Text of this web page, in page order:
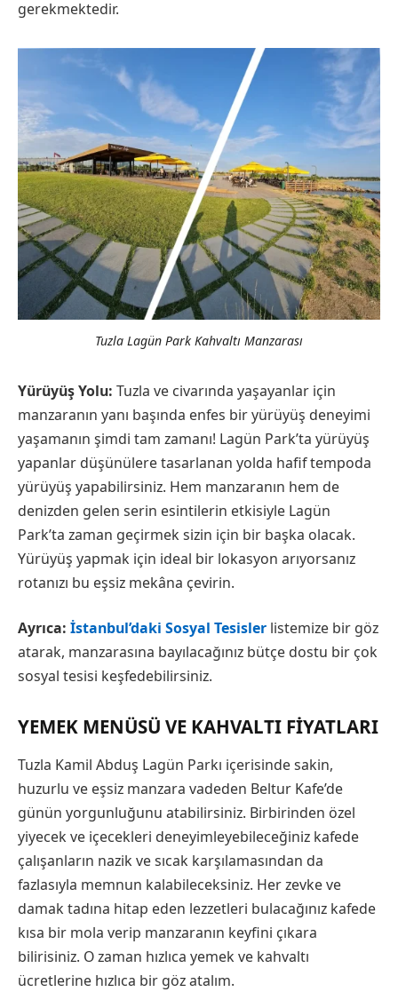
gerekmektedir.
Tuzla Lagün Park Kahvaltı Manzarası
Yürüyüş Yolu: Tuzla ve civarında yaşayanlar için
manzaranın yanı başında enfes bir yürüyüş deneyimi
yaşamanın şimdi tam zamanı! Lagün Park’ta yürüyüş
yapanlar düşünülere tasarlanan yolda hafif tempoda
yürüyüş yapabilirsiniz. Hem manzaranın hem de
denizden gelen serin esintilerin etkisiyle Lagün
Park’ta zaman geçirmek sizin için bir başka olacak.
Yürüyüş yapmak için ideal bir lokasyon arıyorsanız
rotanızı bu eşsiz mekâna çevirin.
Ayrıca: İstanbul’daki Sosyal Tesisler listemize bir göz
atarak, manzarasına bayılacağınız bütçe dostu bir çok
sosyal tesisi keşfedebilirsiniz.
YEMEK MENÜSÜ VE KAHVALTI FIYATLARI
Tuzla Kamil Abduş Lagün Parkı içerisinde sakin,
huzurlu ve eşsiz manzara vadeden Beltur Kafe’de
günün yorgunluğunu atabilirsiniz. Birbirinden özel
yiyecek ve içecekleri deneyimleyebileceğiniz kafede
çalışanların nazik ve sıcak karşılamasından da
fazlasıyla memnun kalabileceksiniz. Her zevke ve
damak tadına hitap eden lezzetleri bulacağınız kafede
kısa bir mola verip manzaranın keyfini çıkara
bilirisiniz. O zaman hızlıca yemek ve kahvaltı
ücretlerine hızlıca bir göz atalım.